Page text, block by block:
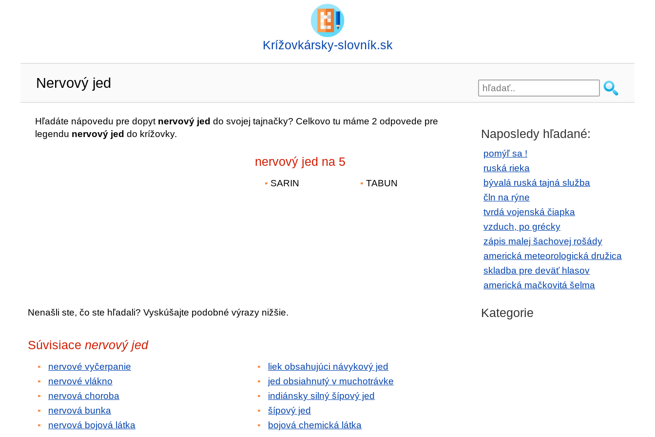
Krížovkársky-slovník.sk
Nervový jed
Hľadáte nápovedu pre dopyt nervový jed do svojej tajnačky? Celkovo tu máme 2 odpovede pre
legendu nervový jed do krížovky.
nervový jed na 5
SARIN TABUN
Nenašli ste, čo ste hľadali? Vyskúšajte podobné výrazy nižšie.
Súvisiace nervový jed
nervové vyčerpanie
nervové vlákno
nervová choroba
nervová bunka
nervová bojová látka
liek obsahujúci návykový jed
jed obsiahnutý v muchotrávke
indiánsky silný šípový jed
šípový jed
bojová chemická látka
Naposledy hľadané:
pomýľ sa !
ruská rieka
bývalá ruská tajná služba
čln na rýne
tvrdá vojenská čiapka
vzduch, po grécky
zápis malej šachovej rošády
americká meteorologická družica
skladba pre deväť hlasov
americká mačkovitá šelma
Kategorie